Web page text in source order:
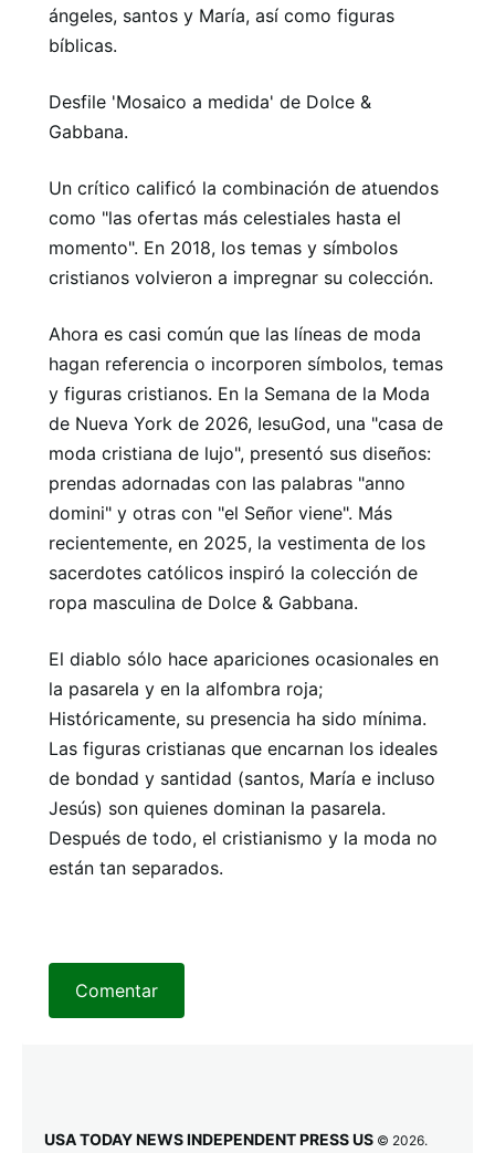
ángeles, santos y María, así como figuras
bíblicas.
Desfile 'Mosaico a medida' de Dolce &
Gabbana.
Un crítico calificó la combinación de atuendos
como "las ofertas más celestiales hasta el
momento". En 2018, los temas y símbolos
cristianos volvieron a impregnar su colección.
Ahora es casi común que las líneas de moda
hagan referencia o incorporen símbolos, temas
y figuras cristianos. En la Semana de la Moda
de Nueva York de 2026, IesuGod, una "casa de
moda cristiana de lujo", presentó sus diseños:
prendas adornadas con las palabras "anno
domini" y otras con "el Señor viene". Más
recientemente, en 2025, la vestimenta de los
sacerdotes católicos inspiró la colección de
ropa masculina de Dolce & Gabbana.
El diablo sólo hace apariciones ocasionales en
la pasarela y en la alfombra roja;
Históricamente, su presencia ha sido mínima.
Las figuras cristianas que encarnan los ideales
de bondad y santidad (santos, María e incluso
Jesús) son quienes dominan la pasarela.
Después de todo, el cristianismo y la moda no
están tan separados.
Comentar
USA TODAY NEWS INDEPENDENT PRESS US © 2026.